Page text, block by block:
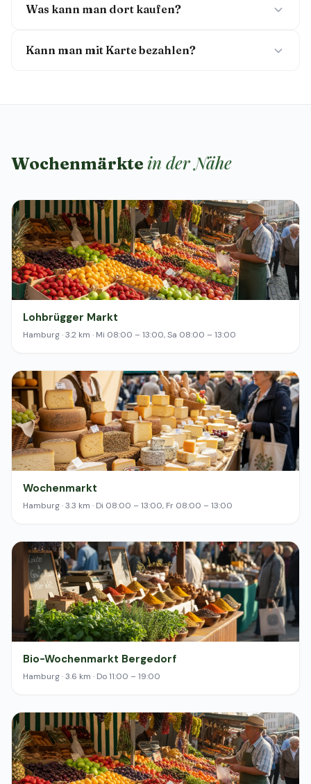
Was kann man dort kaufen?
Kann man mit Karte bezahlen?
Wochenmärkte in der Nähe
Lohbrügger Markt
Hamburg · 3.2 km · Mi 08:00 – 13:00, Sa 08:00 – 13:00
Wochenmarkt
Hamburg · 3.3 km · Di 08:00 – 13:00, Fr 08:00 – 13:00
Bio-Wochenmarkt Bergedorf
Hamburg · 3.6 km · Do 11:00 – 19:00